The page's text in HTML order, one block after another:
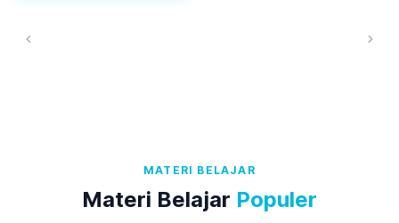
MATERI BELAJAR
Materi Belajar Populer